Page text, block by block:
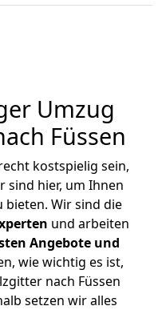
Umzug
Füssen
kostspielig sein,
sind hier, um Ihnen
bieten. Wir sind die
und arbeiten
Angebote und
wie wichtig es ist,
nach Füssen
setzen wir alles